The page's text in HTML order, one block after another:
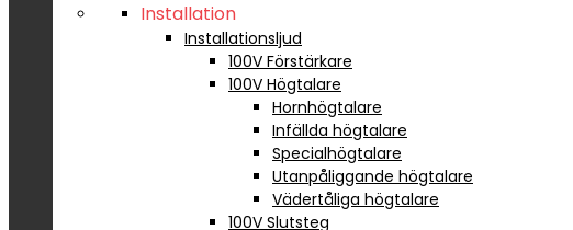
Installation
Installationsljud
100V Förstärkare
100V Högtalare
Hornhögtalare
Infällda högtalare
Specialhögtalare
Utanpåliggande högtalare
Vädertåliga högtalare
100V Slutsteg